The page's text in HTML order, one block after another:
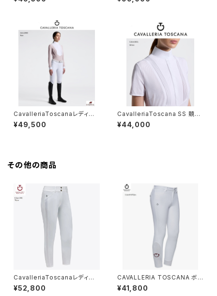
NY139
CavalleriaToscanaレディスL
Sシャツ CAD097 JF024
¥49,500
CavalleriaToscana SS 競技
用シャツ CAD098JF024
¥44,000
その他の商品
CavalleriaToscanaレディー
ス白FGキュロットPAD211 JE19
5
¥52,800
CAVALLERIA TOSCANA ボ
ーイズ膝グリップブリーチ PAO
001JE010
¥41,800